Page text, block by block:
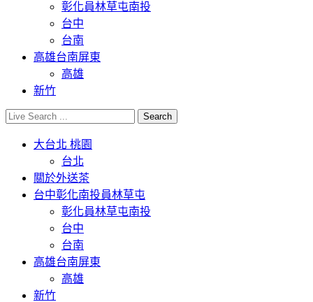
彰化員林草屯南投
台中
台南
高雄台南屏東
高雄
新竹
大台北 桃園
台北
關於外送茶
台中彰化南投員林草屯
彰化員林草屯南投
台中
台南
高雄台南屏東
高雄
新竹